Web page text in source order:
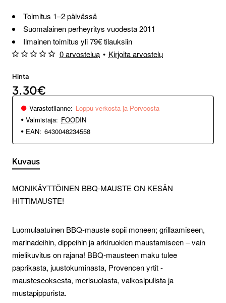
Toimitus 1–2 päivässä
Suomalainen perheyritys vuodesta 2011
Ilmainen toimitus yli 79€ tilauksiin
0 arvostelua • Kirjoita arvostelu
Hinta
3.30€
Varastotilanne: Loppu verkosta ja Porvoosta
Valmistaja: FOODIN
EAN: 6430048234558
Kuvaus
MONIKÄYTTÖINEN BBQ-MAUSTE ON KESÄN
HITTIMAUSTE!
Luomulaatuinen BBQ-mauste sopii moneen; grillaamiseen,
marinadeihin, dippeihin ja arkiruokien maustamiseen – vain
mielikuvitus on rajana! BBQ-mausteen maku tulee
paprikasta, juustokuminasta, Provencen yrtit -
mausteseoksesta, merisuolasta, valkosipulista ja
mustapippurista.